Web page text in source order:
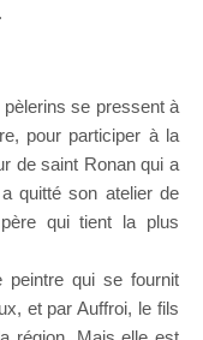
.
se pressent à
pour participer à la
de saint Ronan qui a
quitté son atelier de
qui tient la plus
peintre qui se fournit
et par Auffroi, le fils